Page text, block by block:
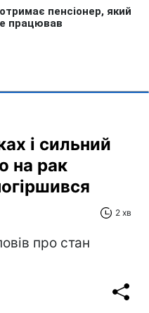
і сильний
на рак
2 хв
про стан